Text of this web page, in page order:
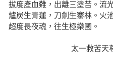
拔度產血難，出離三塗苦。流
爐炭生青蓮，刀劍生騫林。火
超度長夜魂，往生極樂國。
太一救苦天尊說拔